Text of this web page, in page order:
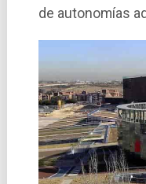
de autonomí­as